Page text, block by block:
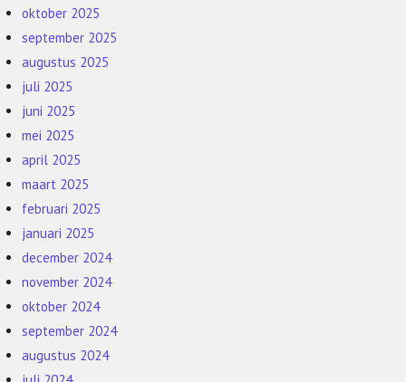
oktober 2025
september 2025
augustus 2025
juli 2025
juni 2025
mei 2025
april 2025
maart 2025
februari 2025
januari 2025
december 2024
november 2024
oktober 2024
september 2024
augustus 2024